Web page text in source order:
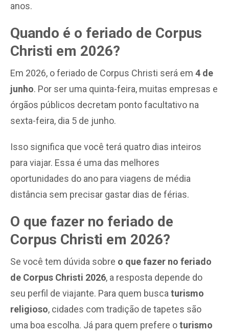
anos.
Quando é o feriado de Corpus
Christi em 2026?
Em 2026, o feriado de Corpus Christi será em 4 de
junho. Por ser uma quinta-feira, muitas empresas e
órgãos públicos decretam ponto facultativo na
sexta-feira, dia 5 de junho.
Isso significa que você terá quatro dias inteiros
para viajar. Essa é uma das melhores
oportunidades do ano para viagens de média
distância sem precisar gastar dias de férias.
O que fazer no feriado de
Corpus Christi em 2026?
Se você tem dúvida sobre o que fazer no feriado
de Corpus Christi 2026, a resposta depende do
seu perfil de viajante. Para quem busca turismo
religioso, cidades com tradição de tapetes são
uma boa escolha. Já para quem prefere oturismo